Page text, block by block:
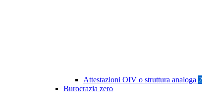
Attestazioni OIV o struttura analoga 2
Burocrazia zero